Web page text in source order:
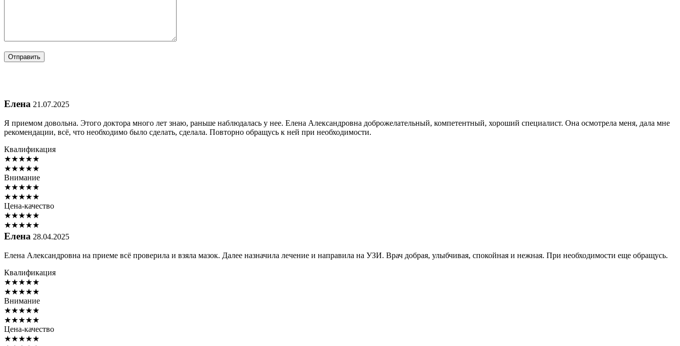
Елена 21.07.2025
Я приемом довольна. Этого доктора много лет знаю, раньше наблюдалась у нее. Елена Александровна доброжелательный, компетентный, хороший специалист. Она осмотрела меня, дала мне
рекомендации, всё, что необходимо было сделать, сделала. Повторно обращусь к ней при необходимости.
Квалификация
★★★★★
★★★★★
Внимание
★★★★★
★★★★★
Цена-качество
★★★★★
★★★★★
Елена 28.04.2025
Елена Александровна на приеме всё проверила и взяла мазок. Далее назначила лечение и направила на УЗИ. Врач добрая, улыбчивая, спокойная и нежная. При необходимости еще обращусь.
Квалификация
★★★★★
★★★★★
Внимание
★★★★★
★★★★★
Цена-качество
★★★★★